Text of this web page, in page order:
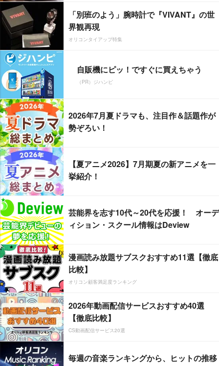
「別班のよう」腕時計で『VIVANT』の世
界観再現
オリコンタイアップ特集
自販機にピッ！ですぐに買えちゃう
（PR）ジハンピ
2026年7月夏ドラマも、注目作＆話題作が
勢ぞろい！
【夏アニメ2026】7月期夏の新アニメを一
挙紹介！
芸能界を志す10代～20代を応援！ オーデ
ィション・スクール情報はDeview
漫画読み放題サブスクおすすめ11選【徹底
比較】
オリコン顧客満足度ランキング
2026年動画配信サービスおすすめ40選
【徹底比較】
CS動画配信サービス20選
毎週の音楽ランキングから、ヒットの推移